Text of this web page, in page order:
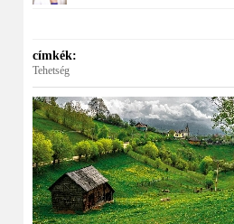
címkék:
Tehetség